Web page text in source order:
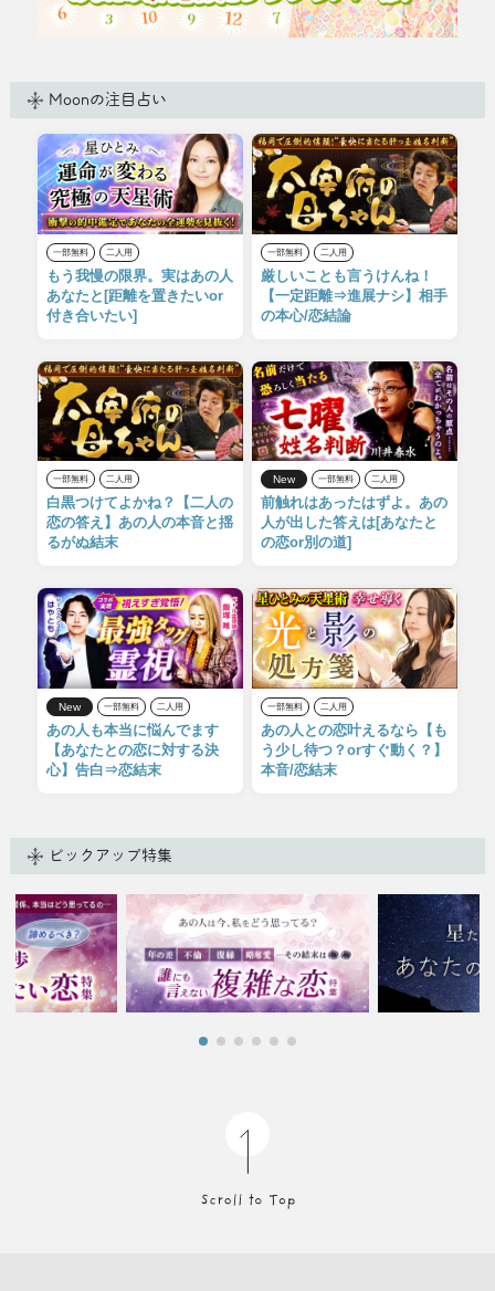
Moonの注目占い
一部無料 二人用
もう我慢の限界。実はあの人
あなたと[距離を置きたいor
付き合いたい]
一部無料 二人用
厳しいことも言うけんね！
【一定距離⇒進展ナシ】相手
の本心/恋結論
一部無料 二人用
白黒つけてよかね？【二人の
恋の答え】あの人の本音と揺
るがぬ結末
New 一部無料 二人用
前触れはあったはずよ。あの
人が出した答えは[あなたと
の恋or別の道]
New 一部無料 二人用
あの人も本当に悩んでます
【あなたとの恋に対する決
心】告白⇒恋結末
一部無料 二人用
あの人との恋叶えるなら【も
う少し待つ？orすぐ動く？】
本音/恋結末
ピックアップ特集